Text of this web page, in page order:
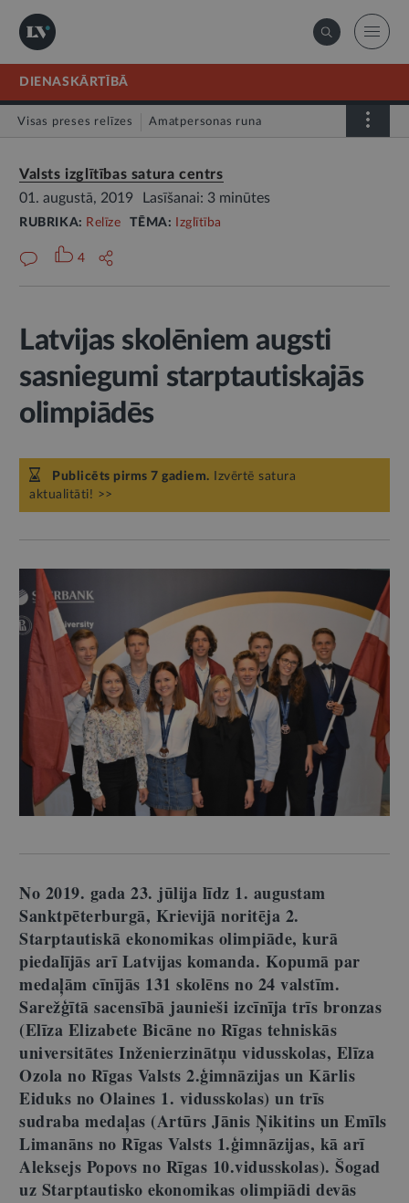
DIENASKĀRTĪBĀ
Visas preses relīzes Amatpersonas runa
Valsts izglītības satura centrs
01. augustā, 2019
Lasīšanai: 3 minūtes
RUBRIKA: Relīze TĒMA: Izglītība
4
Latvijas skolēniem augsti
sasniegumi starptautiskajās
olimpiādēs
Publicēts pirms 7 gadiem. Izvērtē satura
aktualitāti! >>
No 2019. gada 23. jūlija līdz 1. augustam
Sanktpēterburgā, Krievijā noritēja 2.
Starptautiskā ekonomikas olimpiāde, kurā
piedalījās arī Latvijas komanda. Kopumā par
medaļām cīnījās 131 skolēns no 24 valstīm.
Sarežģītā sacensībā jaunieši izcīnīja trīs bronzas
(Elīza Elizabete Bicāne no Rīgas tehniskās
universitātes Inženierzinātņu vidusskolas, Elīza
Ozola no Rīgas Valsts 2.ģimnāzijas un Kārlis
Eiduks no Olaines 1. vidusskolas) un trīs
sudraba medaļas (Artūrs Jānis Ņikitins un Emīls
Limanāns no Rīgas Valsts 1.ģimnāzijas, kā arī
Aleksejs Popovs no Rīgas 10.vidusskolas). Šogad
uz Starptautisko ekonomikas olimpiādi devās